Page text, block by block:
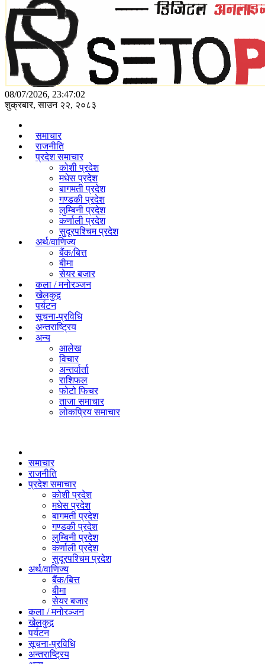
08/07/2026, 23:47:02
शुक्रबार, साउन २२, २०८३
समाचार
राजनीति
प्रदेश समाचार
कोशी प्रदेश
मधेस प्रदेश
बागमती प्रदेश
गण्डकी प्रदेश
लुम्बिनी प्रदेश
कर्णाली प्रदेश
सुदूरपश्चिम प्रदेश
अर्थ/वाणिज्य
बैंक/बित्त
बीमा
सेयर बजार
कला / मनोरञ्जन
खेलकुद़़
पर्यटन
सूचना-प्रविधि
अन्तराष्ट्रिय
अन्य
आलेख
विचार
अन्तर्वार्ता
राशिफल
फोटो फिचर
ताजा समाचार
लोकप्रिय समाचार
समाचार
राजनीति
प्रदेश समाचार
कोशी प्रदेश
मधेस प्रदेश
बागमती प्रदेश
गण्डकी प्रदेश
लुम्बिनी प्रदेश
कर्णाली प्रदेश
सुदूरपश्चिम प्रदेश
अर्थ/वाणिज्य
बैंक/बित्त
बीमा
सेयर बजार
कला / मनोरञ्जन
खेलकुद़़
पर्यटन
सूचना-प्रविधि
अन्तराष्ट्रिय